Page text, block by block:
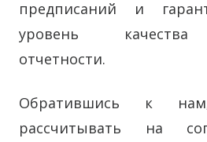
предписаний и
уровень качества
отчетности.
Обратившись к
рассчитывать на